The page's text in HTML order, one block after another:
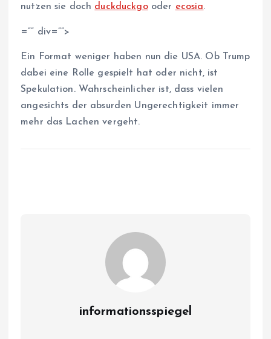
nutzen sie doch duckduckgooder ecosia.
=”” div=””>
Ein Format weniger haben nun die USA. Ob Trump
dabei eine Rolle gespielt hat oder nicht, ist
Spekulation. Wahrscheinlicher ist, dass vielen
angesichts der absurden Ungerechtigkeit immer
mehr das Lachen vergeht.
informationsspiegel